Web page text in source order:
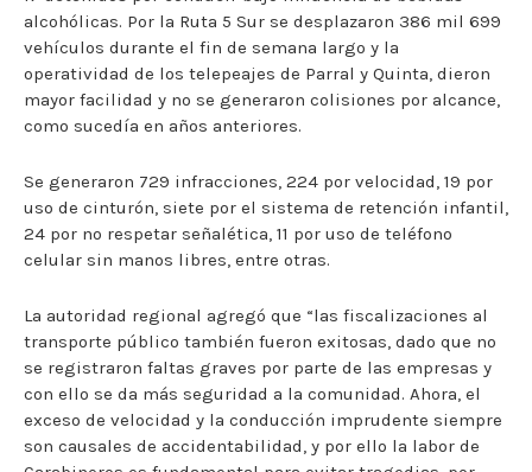
alcohólicas. Por la Ruta 5 Sur se desplazaron 386 mil 699
vehículos durante el fin de semana largo y la
operatividad de los telepeajes de Parral y Quinta, dieron
mayor facilidad y no se generaron colisiones por alcance,
como sucedía en años anteriores.
Se generaron 729 infracciones, 224 por velocidad, 19 por
uso de cinturón, siete por el sistema de retención infantil,
24 por no respetar señalética, 11 por uso de teléfono
celular sin manos libres, entre otras.
La autoridad regional agregó que “las fiscalizaciones al
transporte público también fueron exitosas, dado que no
se registraron faltas graves por parte de las empresas y
con ello se da más seguridad a la comunidad. Ahora, el
exceso de velocidad y la conducción imprudente siempre
son causales de accidentabilidad, y por ello la labor de